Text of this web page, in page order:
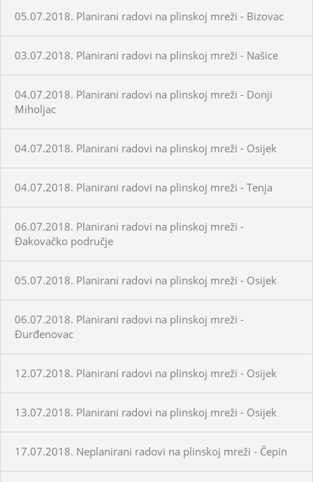
05.07.2018. Planirani radovi na plinskoj mreži - Bizovac
03.07.2018. Planirani radovi na plinskoj mreži - Našice
04.07.2018. Planirani radovi na plinskoj mreži - Donji
Miholjac
04.07.2018. Planirani radovi na plinskoj mreži - Osijek
04.07.2018. Planirani radovi na plinskoj mreži - Tenja
06.07.2018. Planirani radovi na plinskoj mreži -
Đakovačko područje
05.07.2018. Planirani radovi na plinskoj mreži - Osijek
06.07.2018. Planirani radovi na plinskoj mreži -
Đurđenovac
12.07.2018. Planirani radovi na plinskoj mreži - Osijek
13.07.2018. Planirani radovi na plinskoj mreži - Osijek
17.07.2018. Neplanirani radovi na plinskoj mreži - Čepin